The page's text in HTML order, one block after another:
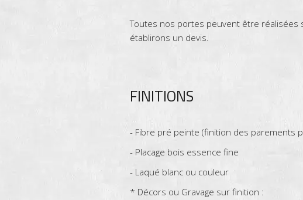
Toutes nos portes peuvent être réalisées
établirons un devis.
FINITIONS
- Fibre pré peinte (finition des parements
- Placage bois essence fine
- Laqué blanc ou couleur
* Décors ou Gravage sur finition :